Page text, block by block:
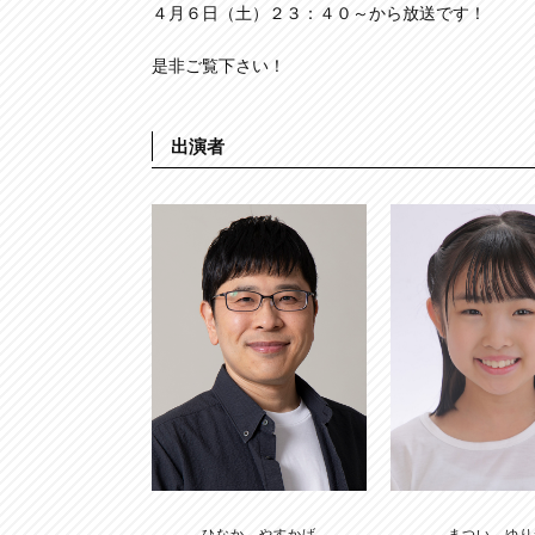
４月６日（土）２３：４０～から放送です！
是非ご覧下さい！
出演者